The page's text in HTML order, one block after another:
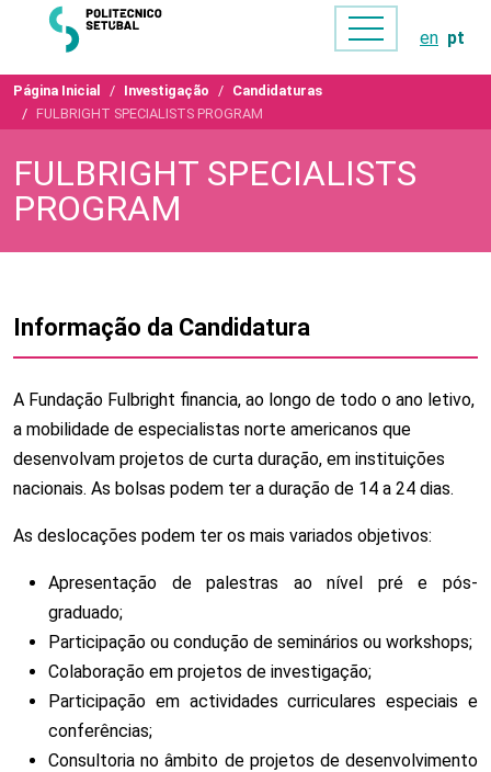
en pt
Página Inicial Investigação
Candidaturas
FULBRIGHT SPECIALISTS PROGRAM
FULBRIGHT SPECIALISTS
PROGRAM
Informação da Candidatura
A Fundação Fulbright financia, ao longo de todo o ano letivo,
a mobilidade de especialistas norte americanos que
desenvolvam projetos de curta duração, em instituições
nacionais. As bolsas podem ter a duração de 14 a 24 dias.
As deslocações podem ter os mais variados objetivos:
Apresentação de palestras ao nível pré e pós-
graduado;
Participação ou condução de seminários ou workshops;
Colaboração em projetos de investigação;
Participação em actividades curriculares especiais e
conferências;
Consultoria no âmbito de projetos de desenvolvimento